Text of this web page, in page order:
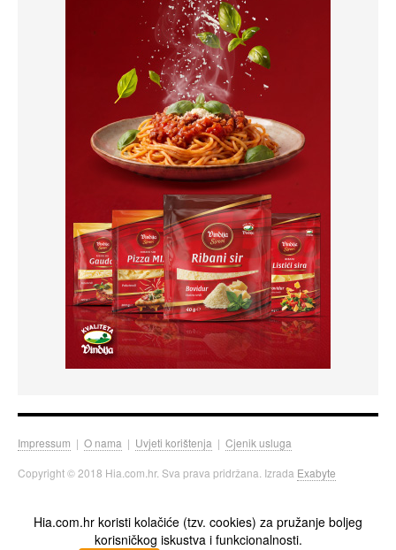
Impressum | O nama | Uvjeti korištenja | Cjenik usluga
Copyright © 2018 Hia.com.hr. Sva prava pridržana. Izrada Exabyte
Hia.com.hr koristi kolačiće (tzv. cookies) za pružanje boljeg
korisničkog iskustva i funkcionalnosti.